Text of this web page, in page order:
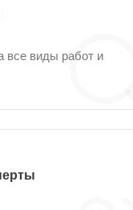
все виды работ и